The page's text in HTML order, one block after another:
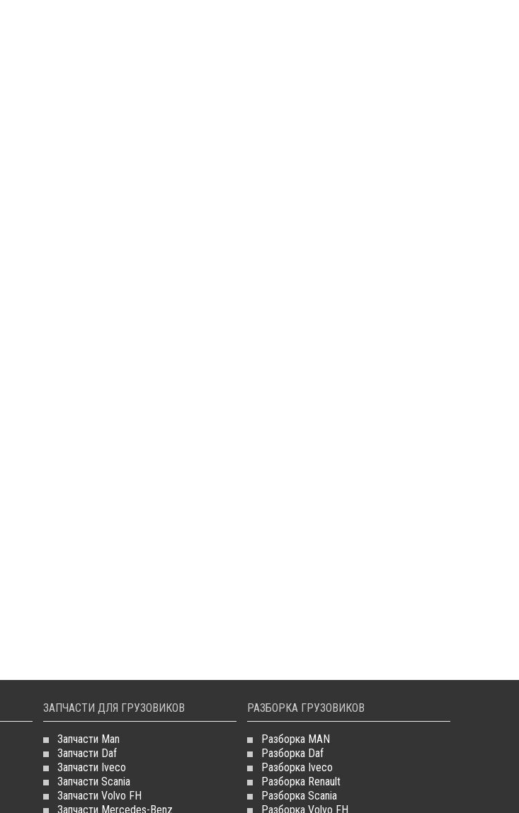
ЗАПЧАСТИ ДЛЯ ГРУЗОВИКОВ
Запчасти Man
Запчасти Daf
Запчасти Iveco
Запчасти Scania
Запчасти Volvo FH
Запчасти Mercedes-Benz
РАЗБОРКА ГРУЗОВИКОВ
Разборка MAN
Разборка Daf
Разборка Iveco
Разборка Renault
Разборка Scania
Разборка Volvo FH